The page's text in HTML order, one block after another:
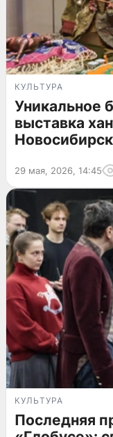
КУЛЬТУРА
Уникальное
выставка
29 мая, 2026, 14:45
КУЛЬТУРА
Последняя